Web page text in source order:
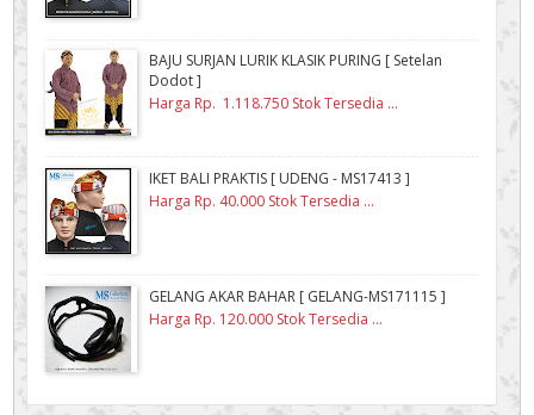
BAJU SURJAN LURIK KLASIK PURING [ Setelan
Dodot ]
Harga Rp. 1.118.750 Stok Tersedia ...
IKET BALI PRAKTIS [ UDENG - MS17413 ]
Harga Rp. 40.000 Stok Tersedia ...
GELANG AKAR BAHAR [ GELANG-MS171115 ]
Harga Rp. 120.000 Stok Tersedia ...